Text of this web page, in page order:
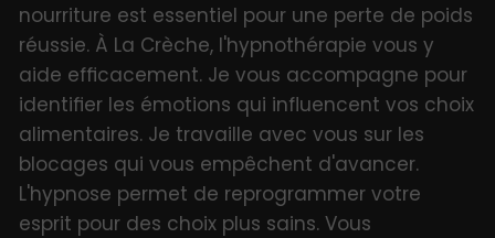
nourriture est essentiel pour une perte de poids
réussie. À La Crèche, l'hypnothérapie vous y
aide efficacement. Je vous accompagne pour
identifier les émotions qui influencent vos choix
alimentaires. Je travaille avec vous sur les
blocages qui vous empêchent d'avancer.
L'hypnose permet de reprogrammer votre
esprit pour des choix plus sains. Vous